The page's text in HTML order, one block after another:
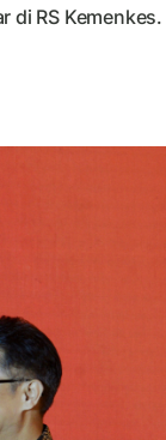
di RS Kemenkes.